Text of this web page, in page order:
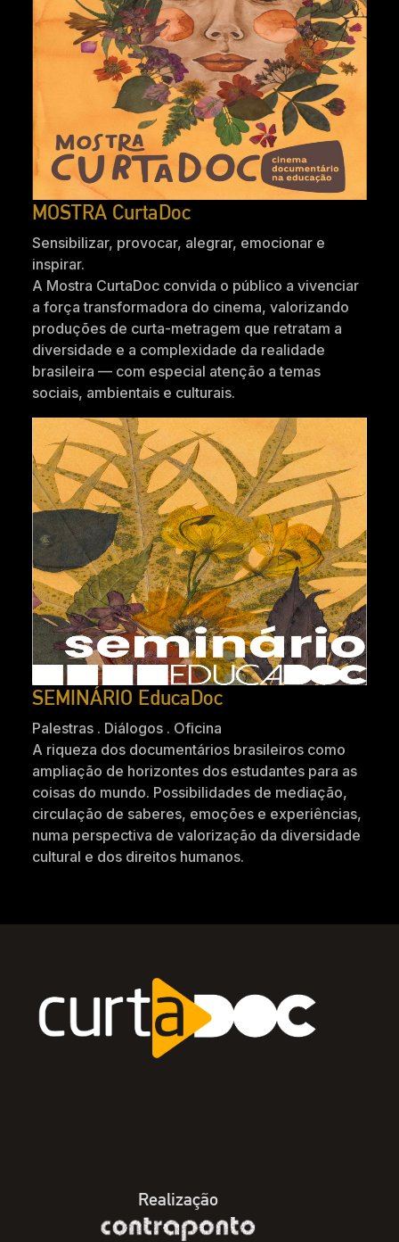
MOSTRA CurtaDoc
Sensibilizar, provocar, alegrar, emocionar e
inspirar.
A Mostra CurtaDoc convida o público a vivenciar
a força transformadora do cinema, valorizando
produções de curta-metragem que retratam a
diversidade e a complexidade da realidade
brasileira — com especial atenção a temas
sociais, ambientais e culturais.
SEMINÁRIO EducaDoc
Palestras . Diálogos . Oficina
A riqueza dos documentários brasileiros como
ampliação de horizontes dos estudantes para as
coisas do mundo. Possibilidades de mediação,
circulação de saberes, emoções e experiências,
numa perspectiva de valorização da diversidade
cultural e dos direitos humanos.
Realização